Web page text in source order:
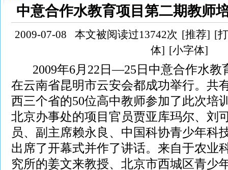
中意合作水教育项目第二期教师
2009-07-08 本文被阅读过13742次 [推荐] [
体] [小字体]
2009年6月 22 日—25 日中意合作水教
在云南省昆明市云安会都成功举行。共
西三个省的50位高中教师参加了此次培
北京办事处的项目官员贾亚库玛尔、刘
员、副主席赖永良、中国科协青少年科
出席了开幕式并作了讲话。来自于农业
究所的姜文来教授、北京市西城区青少